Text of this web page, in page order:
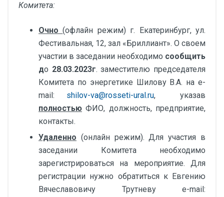
Комитета:
Очно(офлайн режим) г. Екатеринбург, ул.
Фестивальная, 12, зал «Бриллиант». О своем
участии в заседании необходимо сообщить
до 28.03.2023г. заместителю председателя
Комитета по энергетике Шилову В.А. на e-
mail: shilov-va@rosseti-ural.ru, указав
полностью ФИО, должность, предприятие,
контакты.
Удаленно (онлайн режим). Для участия в
заседании Комитета необходимо
зарегистрироваться на мероприятие. Для
регистрации нужно обратиться к Евгению
Вячеславовичу Трутневу e-mail: